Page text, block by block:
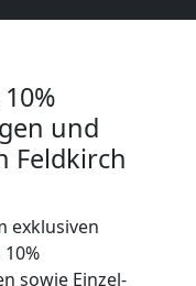
und
Feldkirch
exklusiven
sowie Einzel-